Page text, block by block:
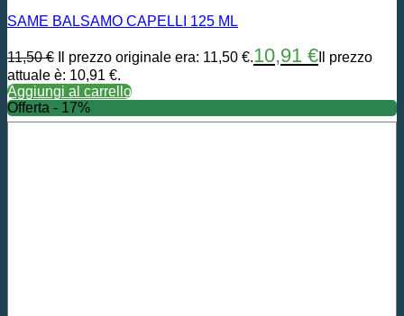
SAME BALSAMO CAPELLI 125 ML
11,50€ Il prezzo originale era: 11,50 €.10,91 € Il prezzo
attuale è: 10,91 €.
Aggiungi al carrello
Offerta - 17%